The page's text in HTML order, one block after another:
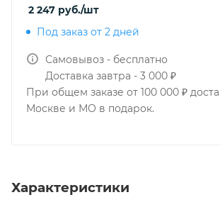
2 247 руб./шт
Под заказ от 2 дней
Самовывоз - бесплатно
Доставка завтра - 3 000 ₽
При общем заказе от 100 000 ₽
Москве и МО в подарок.
Характеристики